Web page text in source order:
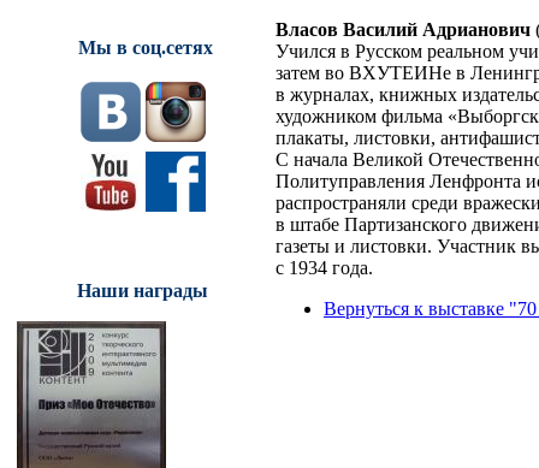
Мы в соц.сетях
Наши награды
Власов Василий Адрианович
Учился в Русском реальном
затем во ВХУТЕИНе в
в журналах, книжных
художником фильма
плакаты, листовки,
С начала Великой
Политуправления Ленфронта
распространяли среди
в штабе Партизанского
газеты и листовки. Участник
с 1934 года.
Вернуться к выставке